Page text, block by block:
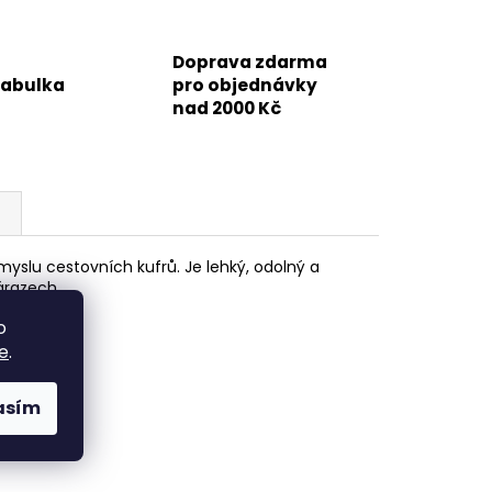
.
Doprava zdarma
pro objednávky
nad 2000 Kč
cestovních kufrů. Je lehký, odolný a